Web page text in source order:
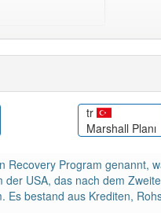
Wörter mit Endung-
tr
Marshall Planı
Recovery Program genannt,
USA, das nach dem
Es bestand aus Krediten,